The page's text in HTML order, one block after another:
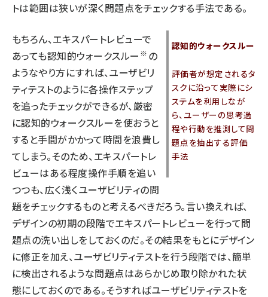
トは範囲は狭いが深く問題点をチェックする手法である。
認知的ウォークスルー
評価者が想定されるタ
スクに沿って実際にシ
ステムを利用しなが
ら、ユーザーの思考過
程や行動を推測して問
題点を抽出する評価
手法
もちろん、エキスパートレビューで
あっても認知的ウォークスルー ※ の
ようなやり方にすれば、ユーザビリ
ティテストのように各操作ステップ
を追ったチェックができるが、厳密
に認知的ウォークスルーを使おうと
すると手間がかかって時間を浪費し
てしまう。そのため、エキスパートレ
ビューはある程度操作手順を追い
つつも、広く浅くユーザビリティの問
題をチェックするものと考えるべきだろう。言い換えれば、
デザインの初期の段階でエキスパートレビューを行って問
題点の洗い出しをしておくのだ。その結果をもとにデザイン
に修正を加え、ユーザビリティテストを行う段階では、簡単
に検出されるような問題点はあらかじめ取り除かれた状
態にしておくのである。そうすればユーザビリティテストを